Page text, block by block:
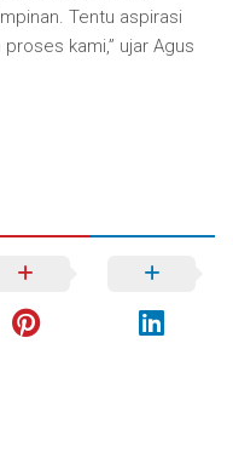
Tentu aspirasi
kami,” ujar Agus